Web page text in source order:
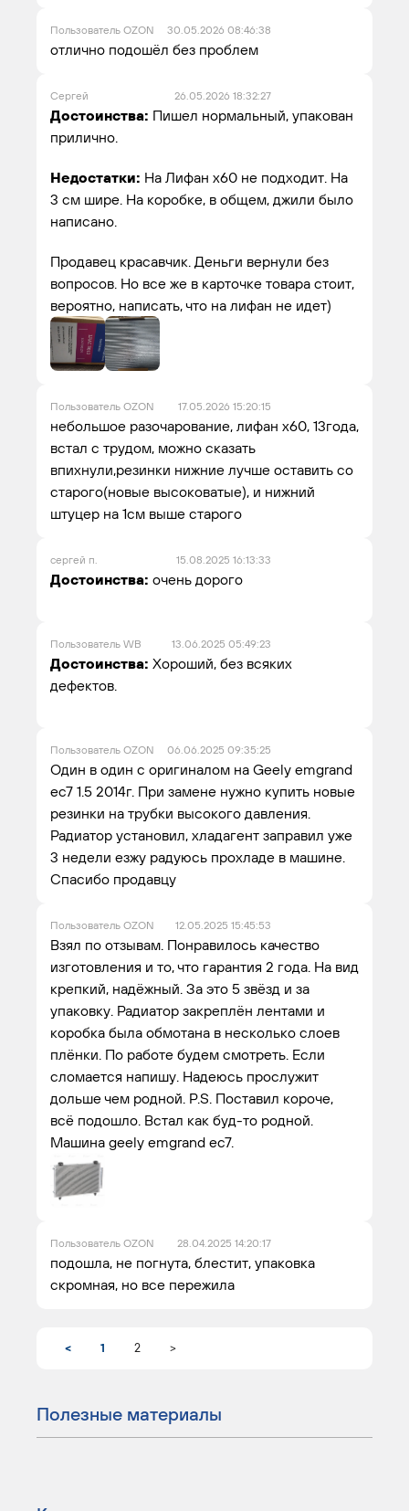
Пользователь OZON 30.05.2026 08:46:38
отлично подошёл без проблем
Сергей 26.05.2026 18:32:27
Достоинства: Пишел нормальный, упакован
прилично.
Недостатки: На Лифан х60 не подходит. На
3 см шире. На коробке, в общем, джили было
написано.
Продавец красавчик. Деньги вернули без
вопросов. Но все же в карточке товара стоит,
вероятно, написать, что на лифан не идет)
Пользователь OZON 17.05.2026 15:20:15
небольшое разочарование, лифан х60, 13года,
встал с трудом, можно сказать
впихнули,резинки нижние лучше оставить со
старого(новые высоковатые), и нижний
штуцер на 1см выше старого
сергей п. 15.08.2025 16:13:33
Достоинства: очень дорого
Пользователь WB 13.06.2025 05:49:23
Достоинства: Хороший, без всяких
дефектов.
Пользователь OZON 06.06.2025 09:35:25
Один в один с оригиналом на Geely emgrand
ec7 1.5 2014г. При замене нужно купить новые
резинки на трубки высокого давления.
Радиатор установил, хладагент заправил уже
3 недели езжу радуюсь прохладе в машине.
Спасибо продавцу
Пользователь OZON 12.05.2025 15:45:53
Взял по отзывам. Понравилось качество
изготовления и то, что гарантия 2 года. На вид
крепкий, надёжный. За это 5 звёзд и за
упаковку. Радиатор закреплён лентами и
коробка была обмотана в несколько слоев
плёнки. По работе будем смотреть. Если
сломается напишу. Надеюсь прослужит
дольше чем родной. P.S. Поставил короче,
всё подошло. Встал как буд-то родной.
Машина geely emgrand ec7.
Пользователь OZON 28.04.2025 14:20:17
подошла, не погнута, блестит, упаковка
скромная, но все пережила
< 1 2 >
Полезные материалы